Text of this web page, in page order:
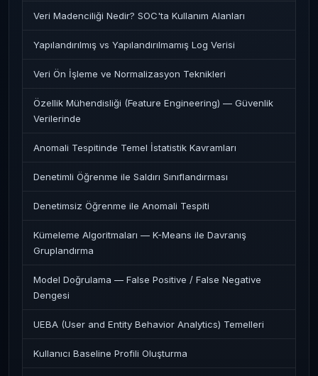
Veri Madenciliği Nedir? SOC'ta Kullanım Alanları
Yapılandırılmış vs Yapılandırılmamış Log Verisi
Veri Ön İşleme ve Normalizasyon Teknikleri
Özellik Mühendisliği (Feature Engineering) — Güvenlik
Verilerinde
Anomali Tespitinde Temel İstatistik Kavramları
Denetimli Öğrenme ile Saldırı Sınıflandırması
Denetimsiz Öğrenme ile Anomali Tespiti
Kümeleme Algoritmaları — K-Means ile Davranış
Gruplandırma
Model Doğrulama — False Positive / False Negative
Dengesi
UEBA (User and Entity Behavior Analytics) Temelleri
Kullanıcı Baseline Profili Oluşturma